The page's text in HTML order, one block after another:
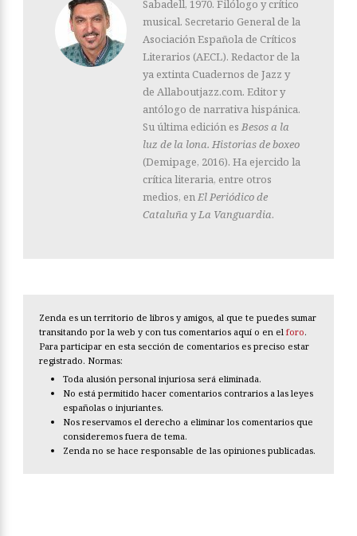
Sabadell, 1970. Filólogo y crítico
musical. Secretario General de la
Asociación Española de Críticos
Literarios (AECL). Redactor de la
ya extinta Cuadernos de Jazz y
de Allaboutjazz.com. Editor y
antólogo de narrativa hispánica.
Su última edición es Besos a la
luz de la lona. Historias de boxeo
(Demipage, 2016). Ha ejercido la
crítica literaria, entre otros
medios, enEl Periódico de
Cataluña yLa Vanguardia.
Zenda es un territorio de libros y amigos, al que te puedes sumar
transitando por la web y con tus comentarios aquí o en el foro.
Para participar en esta sección de comentarios es preciso estar
registrado. Normas:
Toda alusión personal injuriosa será eliminada.
No está permitido hacer comentarios contrarios a las leyes
españolas o injuriantes.
Nos reservamos el derecho a eliminar los comentarios que
consideremos fuera de tema.
Zenda no se hace responsable de las opiniones publicadas.